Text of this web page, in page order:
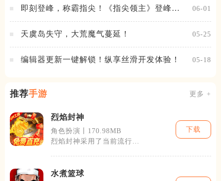
即刻登峰，称霸指尖！《指尖领主》登峰测
06-01
天虞岛失守，大荒魔气蔓延！ 05-25
编辑器更新一键解锁！纵享丝滑开发体验！ 05-18
推荐手游 更多 +
烈焰封神
角色扮演丨170.98MB
烈焰封神采用了当前流行的
下载
水煮篮球